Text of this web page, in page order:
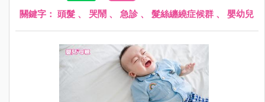
關鍵字： 頭髮 、 哭鬧 、 急診 、 髮絲纏繞症候群 、 嬰幼兒